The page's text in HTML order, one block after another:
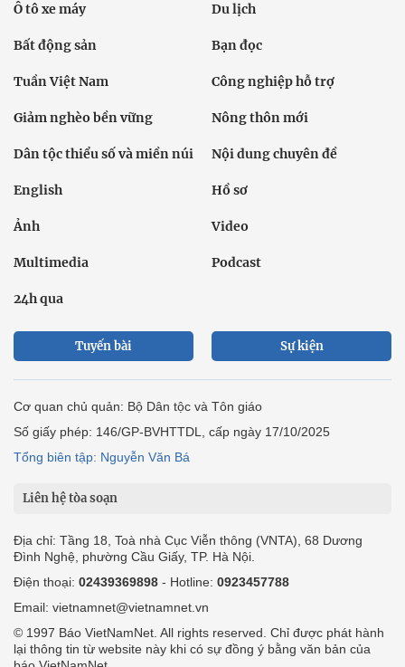
Ô tô xe máy Du lịch
Bất động sản Bạn đọc
Tuần Việt Nam Công nghiệp hỗ trợ
Giảm nghèo bền vững Nông thôn mới
Dân tộc thiểu số và miền núi Nội dung chuyên đề
English Hồ sơ
Ảnh Video
Multimedia Podcast
24h qua
Tuyến bài Sự kiện
Cơ quan chủ quản: Bộ Dân tộc và Tôn giáo
Số giấy phép: 146/GP-BVHTTDL, cấp ngày 17/10/2025
Tổng biên tập: Nguyễn Văn Bá
Liên hệ tòa soạn
Địa chỉ: Tầng 18, Toà nhà Cục Viễn thông (VNTA), 68 Dương
Đình Nghệ, phường Cầu Giấy, TP. Hà Nội.
Điện thoại: 02439369898 - Hotline: 0923457788
Email: vietnamnet@vietnamnet.vn
© 1997 Báo VietNamNet. All rights reserved. Chỉ được phát hành
lại thông tin từ website này khi có sự đồng ý bằng văn bản của